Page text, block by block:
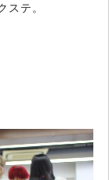
ステ。